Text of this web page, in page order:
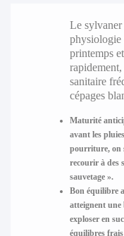
Le sylvaner
physiologie
printemps
sanitaire
cépages
Maturité
avant les
pourriture, on
recourir à des
sauvetage ».
Bon équilibre
atteignent une
exploser en
équilibres frais